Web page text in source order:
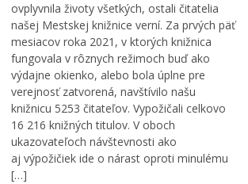
ovplyvnila životy všetkých, ostali čitatelia
našej Mestskej knižnice verní. Za prvých päť
mesiacov roka 2021, v ktorých knižnica
fungovala v rôznych režimoch buď ako
výdajne okienko, alebo bola úplne pre
verejnosť zatvorená, navštívilo našu
knižnicu 5253 čitateľov. Vypožičali celkovo
16 216 knižných titulov. V oboch
ukazovateľoch návštevnosti ako
aj výpožičiek ide o nárast oproti minulému
[…]